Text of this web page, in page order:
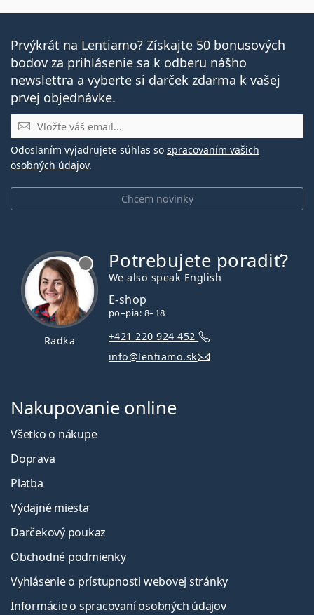
Prvýkrát na Lentiamo? Získajte 50 bonusových
bodov za prihlásenie sa k odberu nášho
newslettra a vyberte si darček zdarma k vašej
prvej objednávke.
E-mail
Chcem novinky
Odoslaním vyjadrujete súhlas so spracovaním vašich
osobných údajov.
Radka
Potrebujete poradiť?
We also speak English
E-shop
po–pia: 8–18
+421 220 924 452
info@lentiamo.sk
Nakupovanie online
Všetko o nákupe
Doprava
Platba
Výdajné miesta
Darčekový poukaz
Obchodné podmienky
Vyhlásenie o prístupnosti webovej stránky
Informácie o spracovaní osobných údajov